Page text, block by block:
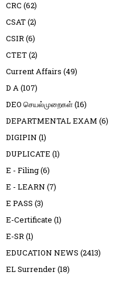
CRC (62)
CSAT(2)
CSIR(6)
CTET(2)
Current Affairs (49)
D A(107)
DEO செயல்முறைகள்(16)
DEPARTMENTAL EXAM (6)
DIGIPIN (1)
DUPLICATE (1)
E - Filing(6)
E - LEARN (7)
E PASS (3)
E-Certificate (1)
E-SR(1)
EDUCATION NEWS (2413)
EL Surrender(18)